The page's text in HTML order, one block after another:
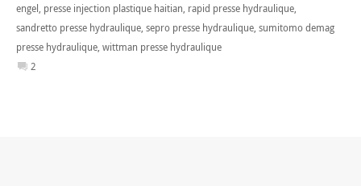
engel, presse injection plastique haitian, rapid presse hydraulique,
sandretto presse hydraulique, sepro presse hydraulique, sumitomo demag
presse hydraulique, wittman presse hydraulique
2